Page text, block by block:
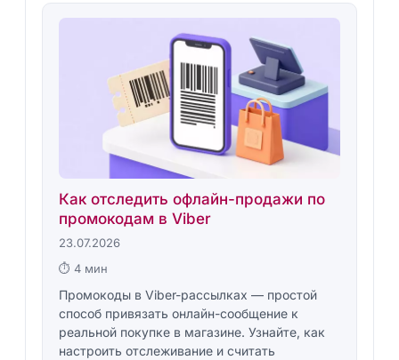
Как отследить офлайн-продажи по
промокодам в Viber
23.07.2026
⏱ 4 мин
Промокоды в Viber-рассылках — простой
способ привязать онлайн-сообщение к
реальной покупке в магазине. Узнайте, как
настроить отслеживание и считать